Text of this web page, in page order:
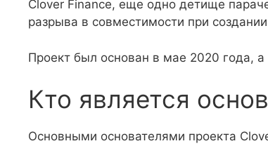
Clover Finance, еще одно детище
разрыва в совместимости при
Проект был основан в мае 2020 года,
Кто является
Основными основателями проекта